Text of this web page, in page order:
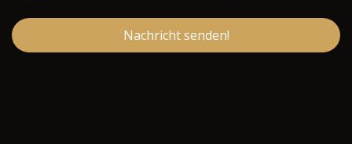
Nachricht senden!